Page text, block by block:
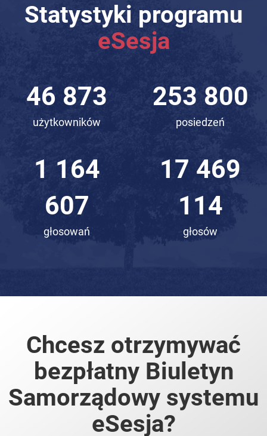
Statystyki programu
eSesja
65 088
użytkowników
352 425
posiedzeń
1 617
167
głosowań
24 257
518
głosów
Chcesz otrzymywać
bezpłatny Biuletyn
Samorządowy systemu
eSesja?